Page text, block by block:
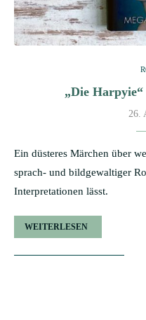
„Die
26.
Ein düsteres Märchen über
sprach- und bildgewaltiger
Interpretationen lässt.
WEITERLESEN